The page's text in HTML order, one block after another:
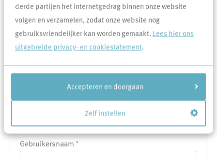
derde partijen het internetgedrag binnen onze website
volgen en verzamelen, zodat onze website nog
gebruiksvriendelijker kan worden gemaakt. Lees hier ons
uitgebreide privacy- en cookiestatement.
Accepteren en doorgaan
Zelf instellen
Volgende
OF
Indienen met je account
Gebruikersnaam *Verplicht veld